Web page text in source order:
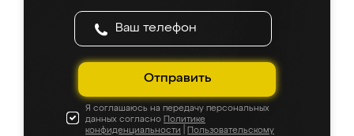
Отправить
Я соглашаюсь на передачу персональных
данных согласно Политике
конфиденциальности
Пользовательскому